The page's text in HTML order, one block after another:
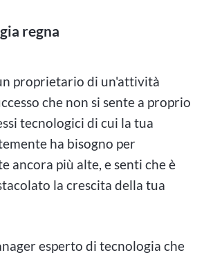
regna
proprietario di un'attività
che non si sente a proprio
tecnologici di cui la tua
ha bisogno per
ancora più alte, e senti che è
la crescita della tua
esperto di tecnologia che